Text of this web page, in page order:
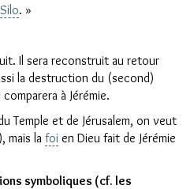
Silo. »
Il sera reconstruit au retour
la destruction du (second)
à Jérémie.
Temple et de Jérusalem, on veut
mais la foi en Dieu fait de Jérémie
symboliques (cf. les